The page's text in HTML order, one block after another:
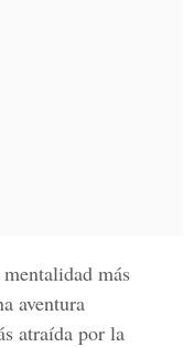
más
aventura
atraída por la